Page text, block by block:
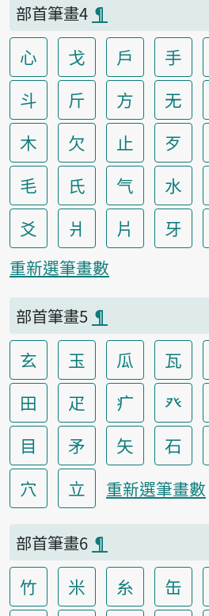
部首筆畫4 ¶
心 戈 戶 手
斗
斤 方 无
木
欠 止 歹
毛
氏 气 水
爻
爿 片 牙
重新選筆畫數
部首筆畫5 ¶
玄 玉 瓜 瓦
田
疋 疒 癶
目
矛 矢 石
穴
立 重新選筆畫數
部首筆畫6 ¶
竹 米 糸 缶